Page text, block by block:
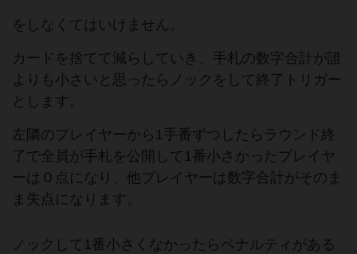
をしなくてはいけません。
カードを捨てて減らしていき、手札の数字合計が誰
よりも小さいと思ったらノックをして終了トリガー
とします。
左隣のプレイヤーから1手番ずつしたらラウンド終
了で全員が手札を公開して1番小さかったプレイヤ
ーは０点になり、他プレイヤーは数字合計がそのま
ま失点になります。
ノックして1番小さくなかったらペナルティがある